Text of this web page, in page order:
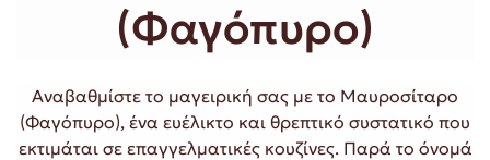
(Φαγόπυρο)
Αναβαθμίστε το μαγειρική σας με το Μαυροσίταρο
(Φαγόπυρο), ένα ευέλικτο και θρεπτικό συστατικό που
εκτιμάται σε επαγγελματικές κουζίνες. Παρά το όνομά